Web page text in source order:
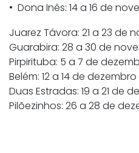
• Dona Inês: 14 a 16 de
Juarez Távora: 21 a 23 de
Guarabira: 28 a 30 de
Pirpirituba: 5 a 7 de
Belém: 12 a 14 de dezembro
Duas Estradas: 19 a 21 de
Pilõezinhos: 26 a 28 de